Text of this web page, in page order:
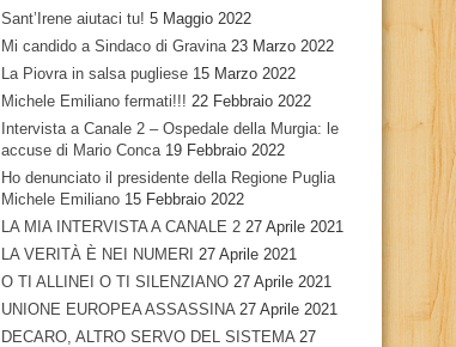
Sant’Irene aiutaci tu! 5 Maggio 2022
Mi candido a Sindaco di Gravina 23 Marzo 2022
La Piovra in salsa pugliese 15 Marzo 2022
Michele Emiliano fermati!!! 22 Febbraio 2022
Intervista a Canale 2 – Ospedale della Murgia: le
accuse di Mario Conca 19 Febbraio 2022
Ho denunciato il presidente della Regione Puglia
Michele Emiliano 15 Febbraio 2022
LA MIA INTERVISTA A CANALE 2 27 Aprile 2021
LA VERITÀ È NEI NUMERI 27 Aprile 2021
O TI ALLINEI O TI SILENZIANO 27 Aprile 2021
UNIONE EUROPEA ASSASSINA 27 Aprile 2021
DECARO, ALTRO SERVO DEL SISTEMA 27